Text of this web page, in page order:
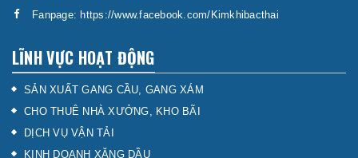
Fanpage: https://www.facebook.com/Kimkhibacthai
LĨNH VỰC HOẠT ĐỘNG
SẢN XUẤT GANG CẦU, GANG XÁM
CHO THUÊ NHÀ XƯỞNG, KHO BÃI
DỊCH VỤ VẬN TẢI
KINH DOANH XĂNG DẦU